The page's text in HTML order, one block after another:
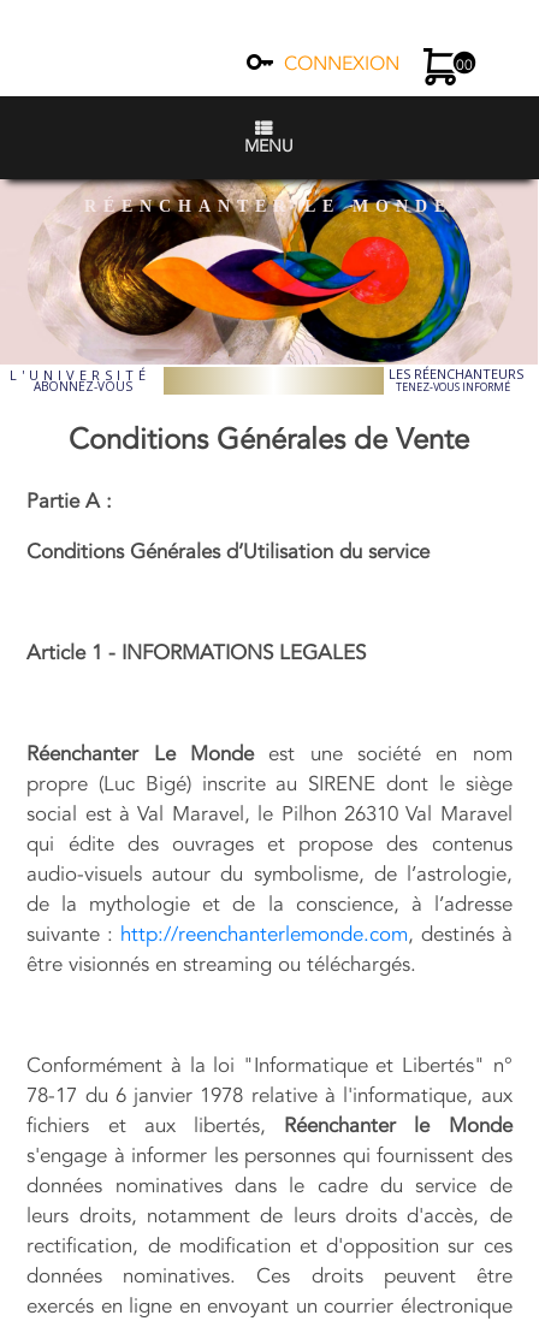
CONNEXION 00
MENU
RÉENCHANTER LE MONDE
L'UNIVERSITÉ
ABONNEZ-VOUS
LES RÉENCHANTEURS
TENEZ-VOUS INFORMÉ
Conditions Générales de Vente
Partie A :
Conditions Générales d’Utilisation du service
Article 1 - INFORMATIONS LEGALES
Réenchanter Le Mondeest une société en nom
propre (Luc Bigé) inscrite au SIRENE dont le siège
social est à Val Maravel, le Pilhon 26310 Val Maravel
qui édite des ouvrages et propose des contenus
audio-visuels autour du symbolisme, de l’astrologie,
de la mythologie et de la conscience, à l’adresse
suivante : http://reenchanterlemonde.com, destinés à
être visionnés en streaming ou téléchargés.
Conformément à la loi "Informatique et Libertés" n°
78-17 du 6 janvier 1978 relative à l'informatique, aux
fichiers et aux libertés, Réenchanter le Monde
s'engage à informer les personnes qui fournissent des
données nominatives dans le cadre du service de
leurs droits, notamment de leurs droits d'accès, de
rectification, de modification et d'opposition sur ces
données nominatives. Ces droits peuvent être
exercés en ligne en envoyant un courrier électronique